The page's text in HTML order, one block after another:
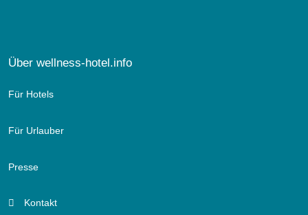
Über wellness-hotel.info
Für Hotels
Für Urlauber
Presse
Kontakt